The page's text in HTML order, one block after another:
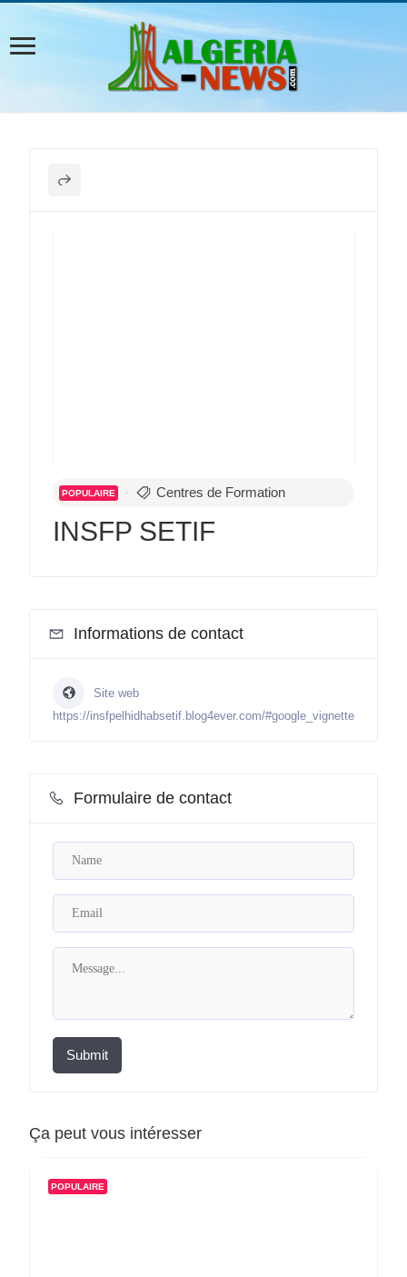
POPULAIRE Centres de Formation
INSFP SETIF
Informations de contact
Site web
https://insfpelhidhabsetif.blog4ever.com/#google_vignette
Formulaire de contact
Submit
Ça peut vous intéresser
POPULAIRE